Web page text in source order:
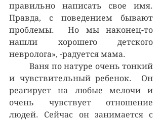
правильно написать свое имя.
Правда, с поведением бывают
проблемы.  Но мы наконец-то
нашли хорошего детского
невролога», -радуется мама.
	Ваня по натуре очень тонкий
и чувствительный ребенок.  Он
реагирует на любые мелочи и
очень чувствует отношение
людей. Сейчас он занимается с